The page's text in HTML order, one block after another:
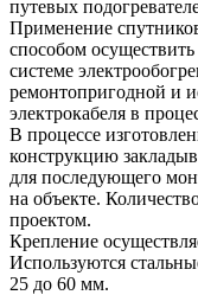
путевых
Применение
способом
системе
ремонтопригодной и
электрокабеля в
В процессе
конструкцию
для последующего
на объекте.
проектом.
Крепление
Используются
25 до 60 мм.